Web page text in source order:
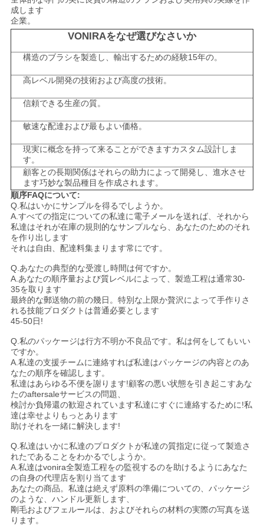
成します
企業。
VONIRAをなぜ選びなさいか
構造のブラシを製造し、輸出するための経験15年の。
高レベル開発の技術および高度の技術。
信頼できる生産の質。
敏速な配達および最もよい価格。
現実に概念を持って来ることができますカスタム設計しま
す。
顧客との長期関係はそれらの助力によって開発し、進水させ
ます巧妙な製品種目を作成されます。
順序FAQについて:
Q.私はいかにサンプルを得るでしようか。
A.すべての指定についての私達に電子メールを送れば、それから
私達はそれが在庫の規則的なサンプルなら、あなたのためのそれ
を作り出します
それは自由、配達料集まります常にです。
Q.あなたの典型的な受渡し時間は何ですか。
A.あなたの順序量および質レベルによって、製造工程は通常30-
35を取ります
最終的な郵送物の前の幾日。特別な上限か贅沢によって手作りさ
れる技能プロダクトは普通必要とします
45-50日!
Q.私のパッケージは行方不明か不良品です。私は何をしてもいい
ですか。
A.私達の支援チームに連絡すれば私達はパッケージの内容とのあ
なたの順序を確認します。
私達はあらゆる不便を謝ります!顧客の悪い状態を引き起こすあな
たのaftersaleサービスの問題、
検討か負帰還の歓迎されています私達にすぐに連絡するために!私
達は幸せよりもっとあります
助けそれを一緒に解決します!
Q.私達はいかに私達のプロダクトが私達の質指定に従って製造さ
れたであることをわかるでしようか。
A.私達はvonira全製造工程をの監視するのを助けるようにあなた
の自身の代理店を割り当てます
あなたの商品。私達は絶えず原料の準備についての、パッケージ
のような、ハンドル更新します、
剛毛およびフェルールは、およびそれらの材料の実際の写真を送
ります。